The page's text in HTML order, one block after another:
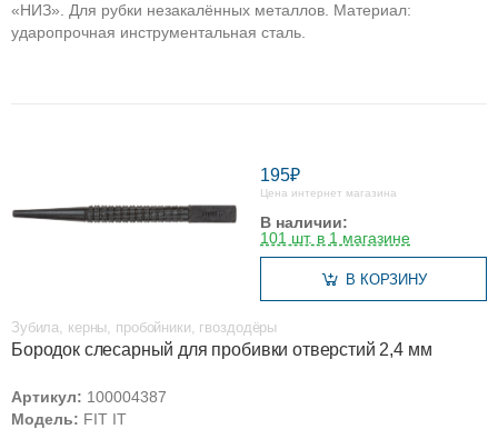
«НИЗ». Для рубки незакалённых металлов. Материал:
ударопрочная инструментальная сталь.
195₽
Цена интернет магазина
В наличии:
101 шт. в 1 магазине
В КОРЗИНУ
Зубила, керны, пробойники, гвоздодёры
Бородок слесарный для пробивки отверстий 2,4 мм
Артикул: 100004387
Модель: FIT IT